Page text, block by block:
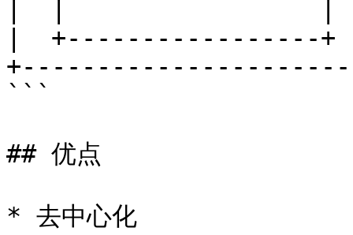
|  +-----------------+
```
## 优点
* 去中心化